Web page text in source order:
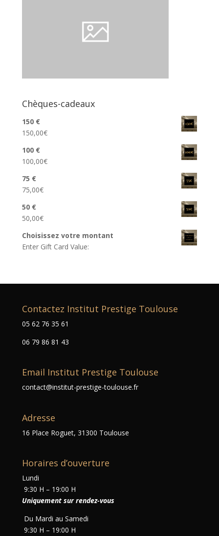
Chèques-cadeaux
150 €
150,00€
100 €
100,00€
75 €
75,00€
50 €
50,00€
Choisissez votre montant
Enter Gift Card Value:
Contactez Institut Prestige Toulouse
05 62 76 35 61
06 79 86 81 43
Email Institut Prestige Toulouse
contact@institut-prestige-toulouse.fr
Adresse
16 Place Roguet, 31300 Toulouse
Horaires d’ouverture
Lundi
9:30 H – 19:00 H
Uniquement sur rendez-vous
Du Mardi au Samedi
9:30 H – 19:00 H